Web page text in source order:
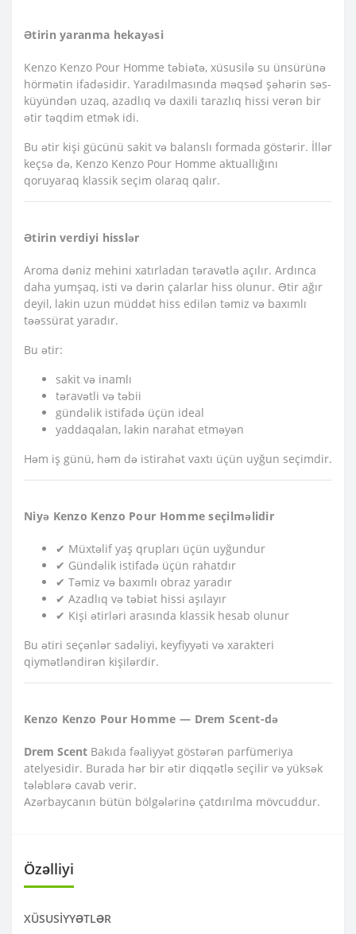
Ətirin yaranma hekayəsi
Kenzo Kenzo Pour Homme təbiətə, xüsusilə su ünsürünə
hörmətin ifadəsidir. Yaradılmasında məqsəd şəhərin səs-
küyündən uzaq, azadlıq və daxili tarazlıq hissi verən bir
ətir təqdim etmək idi.
Bu ətir kişi gücünü sakit və balanslı formada göstərir. İllər
keçsə də, Kenzo Kenzo Pour Homme aktuallığını
qoruyaraq klassik seçim olaraq qalır.
Ətirin verdiyi hisslər
Aroma dəniz mehini xatırladan təravətlə açılır. Ardınca
daha yumşaq, isti və dərin çalarlar hiss olunur. Ətir ağır
deyil, lakin uzun müddət hiss edilən təmiz və baxımlı
təəssürat yaradır.
Bu ətir:
sakit və inamlı
təravətli və təbii
gündəlik istifadə üçün ideal
yaddaqalan, lakin narahat etməyən
Həm iş günü, həm də istirahət vaxtı üçün uyğun seçimdir.
Niyə Kenzo Kenzo Pour Homme seçilməlidir
✔ Müxtəlif yaş qrupları üçün uyğundur
✔ Gündəlik istifadə üçün rahatdır
✔ Təmiz və baxımlı obraz yaradır
✔ Azadlıq və təbiət hissi aşılayır
✔ Kişi ətirləri arasında klassik hesab olunur
Bu ətiri seçənlər sadəliyi, keyfiyyəti və xarakteri
qiymətləndirən kişilərdir.
Kenzo Kenzo Pour Homme — Drem Scent-də
Drem Scent Bakıda fəaliyyət göstərən parfümeriya
atelyesidir. Burada hər bir ətir diqqətlə seçilir və yüksək
tələblərə cavab verir.
Azərbaycanın bütün bölgələrinə çatdırılma mövcuddur.
Özəlliyi
XÜSUSIYYƏTLƏR